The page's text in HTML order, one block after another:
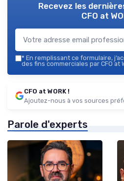
Recevez les
CFO at
* En remplissant ce formulaire,
des fins commerciales par CFO at
CFO at WORK !
Ajoutez-nous à vos sources
Parole d'experts